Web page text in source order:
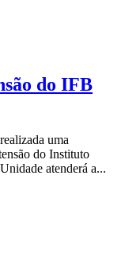
do IFB
uma
do Instituto
atenderá a...